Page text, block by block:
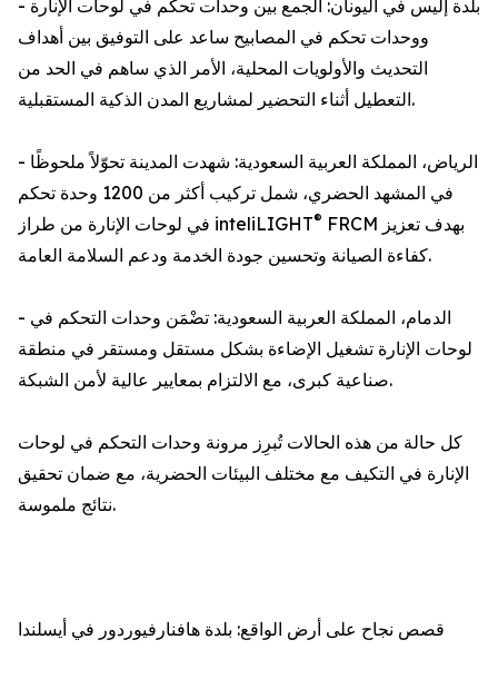
- بلدة إليس في اليونان: الجمع بين وحدات تحكم في لوحات الإنارة
ووحدات تحكم في المصابيح ساعد على التوفيق بين أهداف
التحديث والأولويات المحلية، الأمر الذي ساهم في الحد من
التعطيل أثناء التحضير لمشاريع المدن الذكية المستقبلية.
- الرياض، المملكة العربية السعودية: شهدت المدينة تحوّلاً ملحوظًا
في المشهد الحضري، شمل تركيب أكثر من 1200 وحدة تحكم
في لوحات الإنارة من طراز inteliLIGHT® FRCM بهدف تعزيز
كفاءة الصيانة وتحسين جودة الخدمة ودعم السلامة العامة.
- الدمام، المملكة العربية السعودية: تضْمَن وحدات التحكم في
لوحات الإنارة تشغيل الإضاءة بشكل مستقل ومستقر في منطقة
صناعية كبرى، مع الالتزام بمعايير عالية لأمن الشبكة.
كل حالة من هذه الحالات تُبرِز مرونة وحدات التحكم في لوحات
الإنارة في التكيف مع مختلف البيئات الحضرية، مع ضمان تحقيق
نتائج ملموسة.
قصص نجاح على أرض الواقع: بلدة هافنارفيوردور في أيسلندا